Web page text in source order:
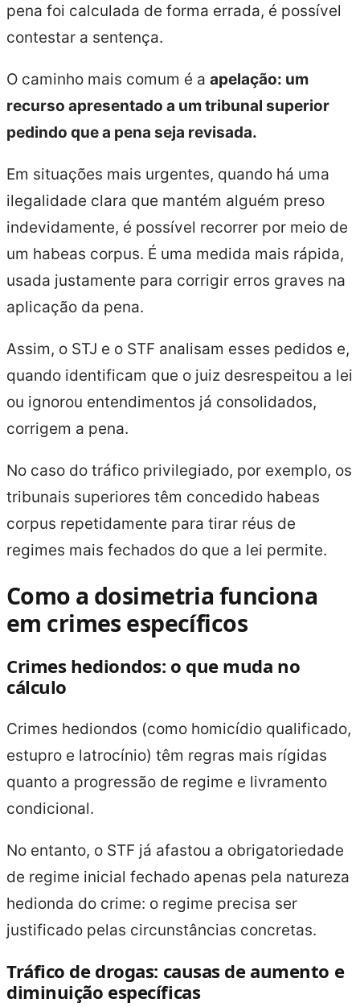
pena foi calculada de forma errada, é possível
contestar a sentença.
O caminho mais comum é a apelação: um
recurso apresentado a um tribunal superior
pedindo que a pena seja revisada.
Em situações mais urgentes, quando há uma
ilegalidade clara que mantém alguém preso
indevidamente, é possível recorrer por meio de
um habeas corpus. É uma medida mais rápida,
usada justamente para corrigir erros graves na
aplicação da pena.
Assim, o STJ e o STF analisam esses pedidos e,
quando identificam que o juiz desrespeitou a lei
ou ignorou entendimentos já consolidados,
corrigem a pena.
No caso do tráfico privilegiado, por exemplo, os
tribunais superiores têm concedido habeas
corpus repetidamente para tirar réus de
regimes mais fechados do que a lei permite.
Como a dosimetria funciona
em crimes específicos
Crimes hediondos: o que muda no
cálculo
Crimes hediondos (como homicídio qualificado,
estupro e latrocínio) têm regras mais rígidas
quanto a progressão de regime e livramento
condicional.
No entanto, o STF já afastou a obrigatoriedade
de regime inicial fechado apenas pela natureza
hedionda do crime: o regime precisa ser
justificado pelas circunstâncias concretas.
Tráfico de drogas: causas de aumento e
diminuição específicas